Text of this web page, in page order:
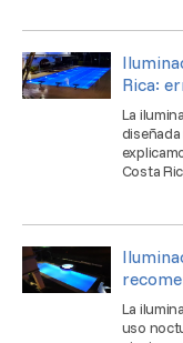
Rica:
La
Costa
La
uso